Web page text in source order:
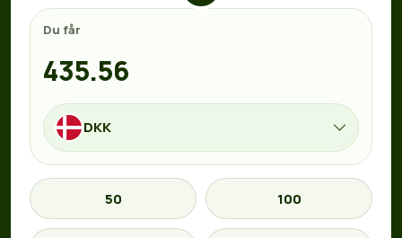
Du får
DKK
50 100